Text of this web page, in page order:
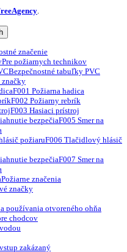
.
značenie
Pre požiarnych technikov
Bezpečnostné tabuľky PVC
značky
F001 Požiarna hadica
F002 Požiarny rebrík
F003 Hasiaci prístroj
F005 Smer na
F006 Tlačidlový hlásič
F007 Smer na
Požiarne značenia
značky
používania otvoreného ohňa
chodcov
zakázaný